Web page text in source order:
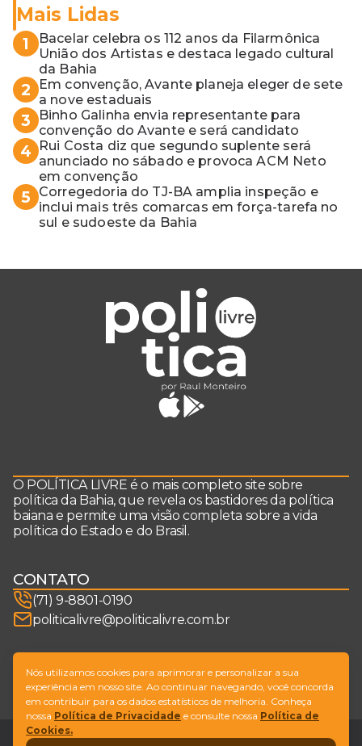
Mais Lidas
1
Bacelar celebra os 112 anos da Filarmônica
União dos Artistas e destaca legado cultural
da Bahia
2
Em convenção, Avante planeja eleger de sete
a nove estaduais
3
Binho Galinha envia representante para
convenção do Avante e será candidato
4
Rui Costa diz que segundo suplente será
anunciado no sábado e provoca ACM Neto
em convenção
5
Corregedoria do TJ-BA amplia inspeção e
inclui mais três comarcas em força-tarefa no
sul e sudoeste da Bahia
O POLÍTICA LIVRE é o mais completo site sobre
política da Bahia, que revela os bastidores da política
baiana e permite uma visão completa sobre a vida
política do Estado e do Brasil.
CONTATO
(71) 9-8801-0190
politicalivre@politicalivre.com.br
SIGA-NOS
Nós utilizamos cookies para aprimorar e personalizar a sua
experiência em nosso site. Ao continuar navegando, você concorda
em contribuir para os dados estatísticos de melhoria. Conheça
nossa Política de Privacidade e consulte nossa Política de
Cookies.